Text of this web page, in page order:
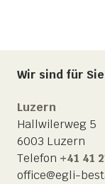
Wir sind für
Luzern
Hallwilerweg 5
6003 Luzern
Telefon +41 41
office@egli-